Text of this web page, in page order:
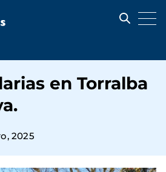
en Torralba
2025